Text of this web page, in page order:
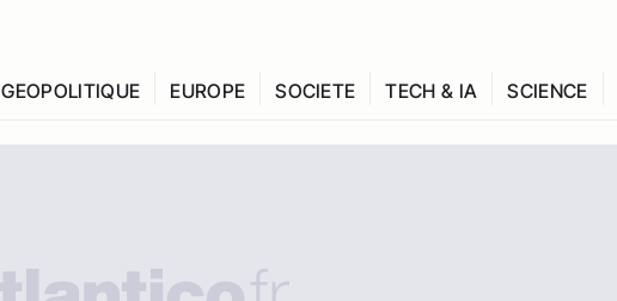
GEOPOLITIQUE EUROPE SOCIETE TECH & IA SCIENCE